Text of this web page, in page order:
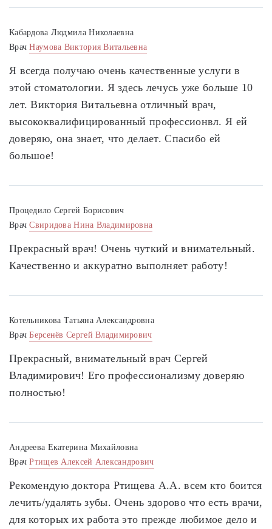
Кабардова Людмила Николаевна
ВрачНаумова Виктория Витальевна
Я всегда получаю очень качественные услуги в
этой стоматологии. Я здесь лечусь уже больше 10
лет. Виктория Витальевна отличный врач,
высококвалифицированный профессионвл. Я ей
доверяю, она знает, что делает. Спасибо ей
большое!
Процедило Сергей Борисович
ВрачСвиридова Нина Владимировна
Прекрасный врач! Очень чуткий и внимательный.
Качественно и аккуратно выполняет работу!
Котельникова Татьяна Александровна
ВрачБерсенёв Сергей Владимирович
Прекрасный, внимательный врач Сергей
Владимирович! Его профессионализму доверяю
полностью!
Андреева Екатерина Михайловна
ВрачРтищев Алексей Александрович
Рекомендую доктора Ртищева А.А. всем кто боится
лечить/удалять зубы. Очень здорово что есть врачи,
для которых их работа это прежде любимое дело и